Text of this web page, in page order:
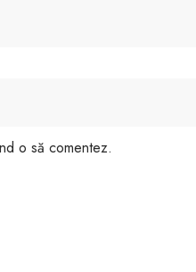
o să comentez.